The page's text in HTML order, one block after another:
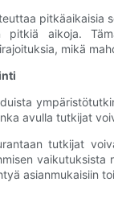
pitkäaikaisia
pitkiä aikoja.
mikä
avulla tutkijat
tutkijat
asianmukaisiin